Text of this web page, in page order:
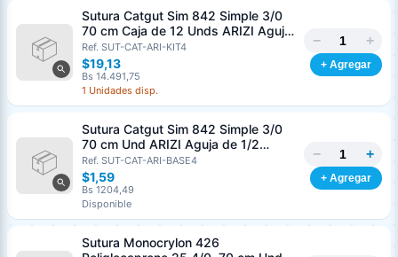
Sutura Catgut Sim 842 Simple 3/0
70 cm Caja de 12 Unds ARIZI Aguja
de 1/2 Circulo Punta Conica 36 mm
Ref. SUT-CAT-ARI-KIT4
$19,13
Bs 14.491,75
1 Unidades disp.
− +
+ Agregar
Sutura Catgut Sim 842 Simple 3/0
70 cm Und ARIZI Aguja de 1/2
Circulo Punta Conica 36 mm
Ref. SUT-CAT-ARI-BASE4
$1,59
Bs 1204,49
Disponible
− +
+ Agregar
Sutura Monocrylon 426